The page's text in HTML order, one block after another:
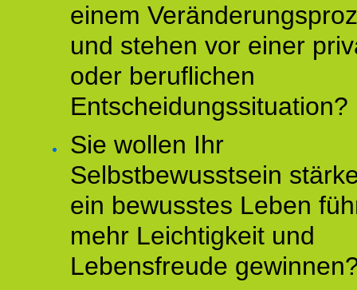
einem
und stehen vor einer
oder beruflichen
Entscheidungssituation?
Sie wollen Ihr
Selbstbewusstsein
ein bewusstes Leben
mehr Leichtigkeit und
Lebensfreude